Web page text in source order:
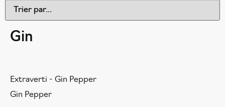
Gin
Extraverti - Gin Pepper
Gin Pepper